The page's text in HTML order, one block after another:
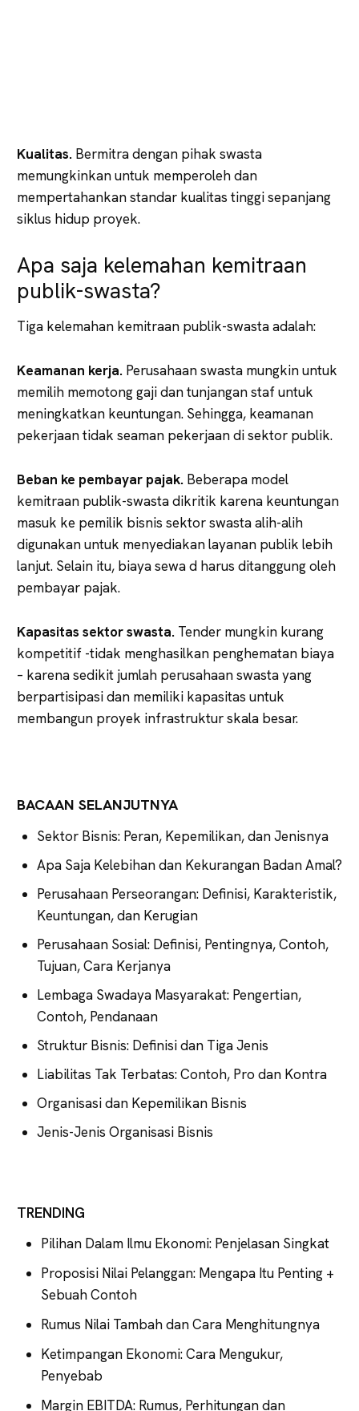
Kualitas. Bermitra dengan pihak swasta
memungkinkan untuk memperoleh dan
mempertahankan standar kualitas tinggi sepanjang
siklus hidup proyek.
Apa saja kelemahan kemitraan
publik-swasta?
Tiga kelemahan kemitraan publik-swasta adalah:
Keamanan kerja. Perusahaan swasta mungkin untuk
memilih memotong gaji dan tunjangan staf untuk
meningkatkan keuntungan. Sehingga, keamanan
pekerjaan tidak seaman pekerjaan di sektor publik.
Beban ke pembayar pajak. Beberapa model
kemitraan publik-swasta dikritik karena keuntungan
masuk ke pemilik bisnis sektor swasta alih-alih
digunakan untuk menyediakan layanan publik lebih
lanjut. Selain itu, biaya sewa d harus ditanggung oleh
pembayar pajak.
Kapasitas sektor swasta. Tender mungkin kurang
kompetitif -tidak menghasilkan penghematan biaya
– karena sedikit jumlah perusahaan swasta yang
berpartisipasi dan memiliki kapasitas untuk
membangun proyek infrastruktur skala besar.
BACAAN SELANJUTNYA
Sektor Bisnis: Peran, Kepemilikan, dan Jenisnya
Apa Saja Kelebihan dan Kekurangan Badan Amal?
Perusahaan Perseorangan: Definisi, Karakteristik,
Keuntungan, dan Kerugian
Perusahaan Sosial: Definisi, Pentingnya, Contoh,
Tujuan, Cara Kerjanya
Lembaga Swadaya Masyarakat: Pengertian,
Contoh, Pendanaan
Struktur Bisnis: Definisi dan Tiga Jenis
Liabilitas Tak Terbatas: Contoh, Pro dan Kontra
Organisasi dan Kepemilikan Bisnis
Jenis-Jenis Organisasi Bisnis
TRENDING
Pilihan Dalam Ilmu Ekonomi: Penjelasan Singkat
Proposisi Nilai Pelanggan: Mengapa Itu Penting +
Sebuah Contoh
Rumus Nilai Tambah dan Cara Menghitungnya
Ketimpangan Ekonomi: Cara Mengukur,
Penyebab
Margin EBITDA: Rumus, Perhitungan dan